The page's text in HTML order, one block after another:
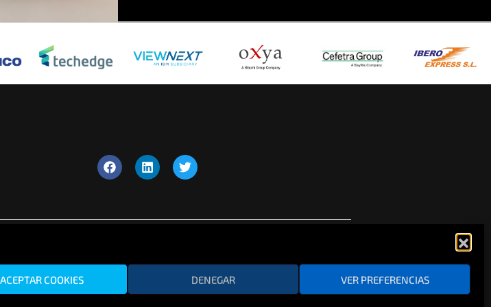
ACEPTAR COOKIES DENEGAR VER PREFERENCIAS
© Copyright 2025 Integra Technology School. Todos los derechos reservados